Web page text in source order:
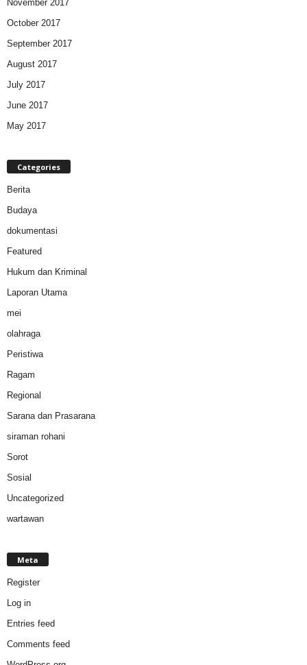
November 2017
October 2017
September 2017
August 2017
July 2017
June 2017
May 2017
Categories
Berita
Budaya
dokumentasi
Featured
Hukum dan Kriminal
Laporan Utama
mei
olahraga
Peristiwa
Ragam
Regional
Sarana dan Prasarana
siraman rohani
Sorot
Sosial
Uncategorized
wartawan
Meta
Register
Log in
Entries feed
Comments feed